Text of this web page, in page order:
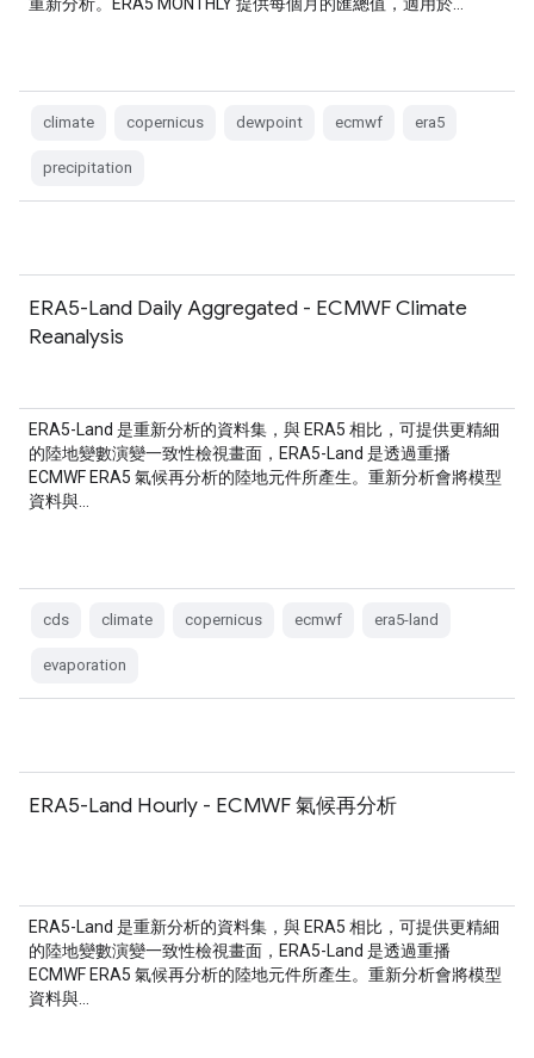
climate copernicus dewpoint ecmwf era5
precipitation
ERA5-Land Daily Aggregated - ECMWF Climate
Reanalysis
ERA5-Land 是重新分析的資料集，與 ERA5 相比，可提供更精細
的陸地變數演變一致性檢視畫面，ERA5-Land 是透過重播
ECMWF ERA5 氣候再分析的陸地元件所產生。重新分析會將模型
資料與…
cds climate copernicus ecmwf era5-land
evaporation
ERA5-Land Hourly - ECMWF 氣候再分析
ERA5-Land 是重新分析的資料集，與 ERA5 相比，可提供更精細
的陸地變數演變一致性檢視畫面，ERA5-Land 是透過重播
ECMWF ERA5 氣候再分析的陸地元件所產生。重新分析會將模型
資料與…